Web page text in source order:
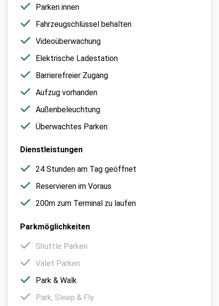
Parken innen
Fahrzeugschlüssel behalten
Videoüberwachung
Elektrische Ladestation
Barrierefreier Zugang
Aufzug vorhanden
Außenbeleuchtung
Überwachtes Parken
Dienstleistungen
24 Stunden am Tag geöffnet
Reservieren im Voraus
200m zum Terminal zu laufen
Parkmöglichkeiten
Shuttle Parken
Valet Parken
Park & Walk
Park, Sleep & Fly